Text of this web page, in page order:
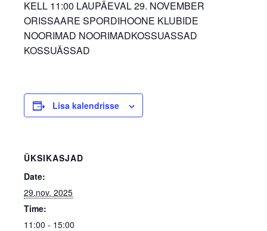
Lisa kalendrisse
ÜKSIKASJAD
Date:
29.nov. 2025
Time:
11:00 - 15:00